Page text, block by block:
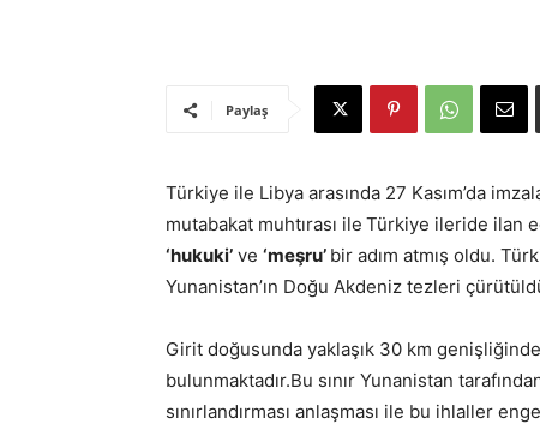
Paylaş
Türkiye ile Libya arasında 27 Kasım’da
mutabakat muhtırası ile Türkiye ileride ilan
‘hukuki’ ve ‘meşru’ bir adım atmış oldu.
Yunanistan’ın Doğu Akdeniz tezleri
Girit doğusunda yaklaşık 30 km genişliğinde
bulunmaktadır.Bu sınır Yunanistan
sınırlandırması anlaşması ile bu ihlaller